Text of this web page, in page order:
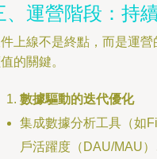
、運營階段：持
上線不是終點，而是運
的關鍵。
數據驅動的迭代優化
集成數據分析工具（如
戶活躍度（DAU/MAU